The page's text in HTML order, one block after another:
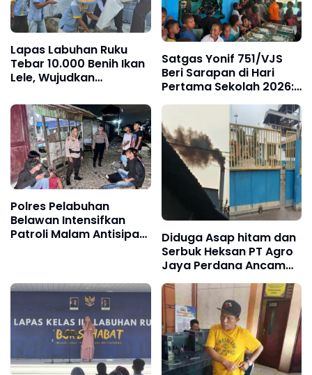
Lapas Labuhan Ruku
Tebar 10.000 Benih Ikan
Lele, Wujudkan
Binaan dan Dukung
Ketahanan Pangan
Satgas Yonif 751/VJS
Beri Sarapan di Hari
Pertama Sekolah 2026:
Bakar Semangat Anak,
Dukung Fokus Belajar
Polres Pelabuhan
Belawan Intensifkan
Patroli Malam Antisipasi
Diduga Asap hitam dan
Serbuk Heksan PT Agro
Jaya Perdana Ancam
Kesehatan Warga
Martubung